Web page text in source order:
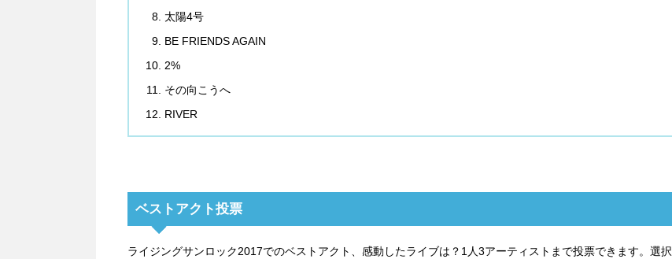
太陽4号
BE FRIENDS AGAIN
2%
その向こうへ
RIVER
ベストアクト投票
ライジングサンロック2017でのベストアクト、感動したライブは？1人3アーティストまで投票できます。選択